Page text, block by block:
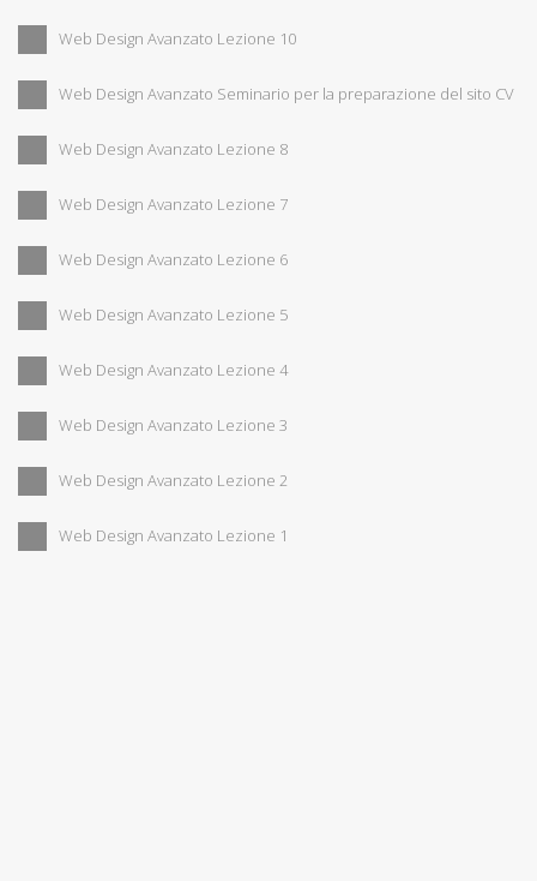
Web Design Avanzato Lezione 10
Web Design Avanzato Seminario per la preparazione del sito CV
Web Design Avanzato Lezione 8
Web Design Avanzato Lezione 7
Web Design Avanzato Lezione 6
Web Design Avanzato Lezione 5
Web Design Avanzato Lezione 4
Web Design Avanzato Lezione 3
Web Design Avanzato Lezione 2
Web Design Avanzato Lezione 1